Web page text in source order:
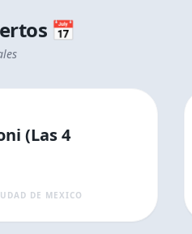
📅
(Las 4
DE MEXICO
9